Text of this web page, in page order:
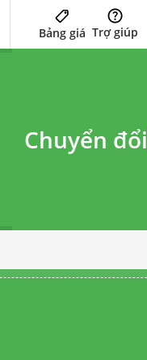
Bảng giá Trợ giúp
Chuyển đổi